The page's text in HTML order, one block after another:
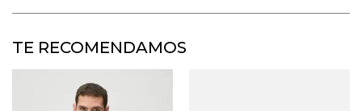
TE RECOMENDAMOS